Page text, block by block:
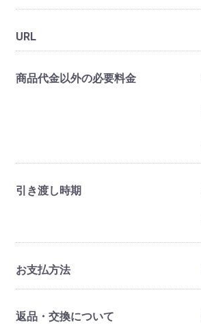
URL
商品代金以外の必要料金
引き渡し時期
お支払方法
返品・交換について